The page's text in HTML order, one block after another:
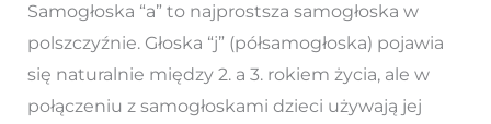
Samogłoska “a” to najprostsza samogłoska w
polszczyźnie. Głoska “j” (półsamogłoska) pojawia
się naturalnie między 2. a 3. rokiem życia, ale w
połączeniu z samogłoskami dzieci używają jej